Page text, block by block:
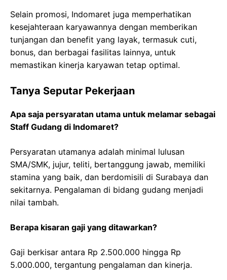
Selain promosi, Indomaret juga memperhatikan
kesejahteraan karyawannya dengan memberikan
tunjangan dan benefit yang layak, termasuk cuti,
bonus, dan berbagai fasilitas lainnya, untuk
memastikan kinerja karyawan tetap optimal.
Tanya Seputar Pekerjaan
Apa saja persyaratan utama untuk melamar sebagai
Staff Gudang di Indomaret?
Persyaratan utamanya adalah minimal lulusan
SMA/SMK, jujur, teliti, bertanggung jawab, memiliki
stamina yang baik, dan berdomisili di Surabaya dan
sekitarnya. Pengalaman di bidang gudang menjadi
nilai tambah.
Berapa kisaran gaji yang ditawarkan?
Gaji berkisar antara Rp 2.500.000 hingga Rp
5.000.000, tergantung pengalaman dan kinerja.